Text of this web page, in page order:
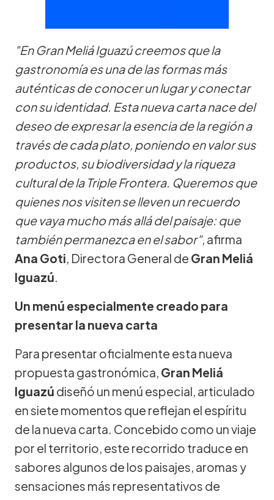
"En Gran Meliá Iguazú creemos que la
gastronomía es una de las formas más
auténticas de conocer un lugar y conectar
con su identidad. Esta nueva carta nace del
deseo de expresar la esencia de la región a
través de cada plato, poniendo en valor sus
productos, su biodiversidad y la riqueza
cultural de la Triple Frontera. Queremos que
quienes nos visiten se lleven un recuerdo
que vaya mucho más allá del paisaje: que
también permanezca en el sabor", afirma
Ana Goti, Directora General de Gran Meliá
Iguazú.
Un menú especialmente creado para
presentar la nueva carta
Para presentar oficialmente esta nueva
propuesta gastronómica, Gran Meliá
Iguazú diseñó un menú especial, articulado
en siete momentos que reflejan el espíritu
de la nueva carta. Concebido como un viaje
por el territorio, este recorrido traduce en
sabores algunos de los paisajes, aromas y
sensaciones más representativos de